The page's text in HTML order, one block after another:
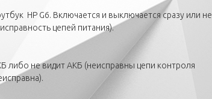
HP G6. Включается и выключается сразу или не
цепей питания).
либо не видит АКБ (неисправны цепи контроля